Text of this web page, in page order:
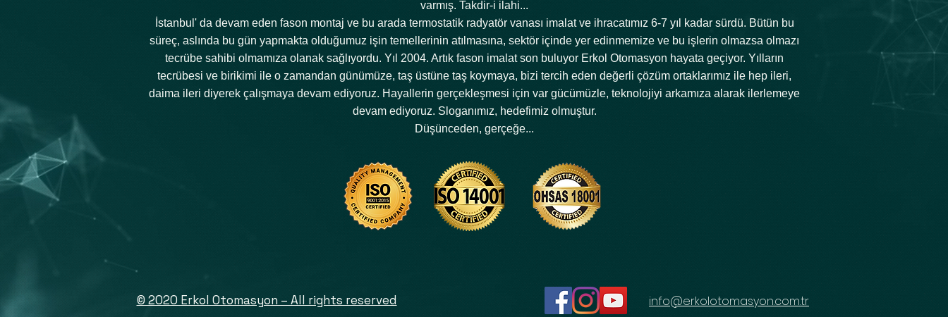
varmış. Takdir-i ilahi...
İstanbul' da devam eden fason montaj ve bu arada termostatik radyatör vanası imalat ve ihracatımız 6-7 yıl kadar sürdü. Bütün bu
süreç, aslında bu gün yapmakta olduğumuz işin temellerinin atılmasına, sektör içinde yer edinmemize ve bu işlerin olmazsa olmazı
tecrübe sahibi olmamıza olanak sağlıyordu. Yıl 2004. Artık fason imalat son buluyor Erkol Otomasyon hayata geçiyor. Yılların
tecrübesi ve birikimi ile o zamandan günümüze, taş üstüne taş koymaya, bizi tercih eden değerli çözüm ortaklarımız ile hep ileri,
daima ileri diyerek çalışmaya devam ediyoruz. Hayallerin gerçekleşmesi için var gücümüzle, teknolojiyi arkamıza alarak ilerlemeye
devam ediyoruz. Sloganımız, hedefimiz olmuştur.
Düşünceden, gerçeğe...
© 2020 Erkol Otomasyon – All rights reserved info@erkolotomasyon.com.tr